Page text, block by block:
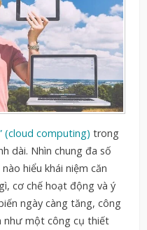
(cloud computing) trong
dài. Nhìn chung đa số
hiểu khái niệm căn
cơ chế hoạt động và ý
ngày càng tăng, công
như một công cụ thiết